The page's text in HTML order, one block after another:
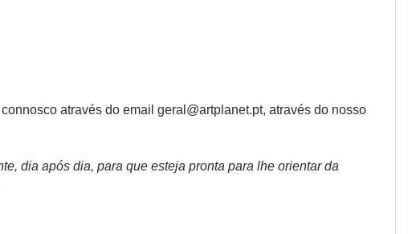
através do email geral@artplanet.pt, através do nosso
dia após dia, para que esteja pronta para lhe orientar da